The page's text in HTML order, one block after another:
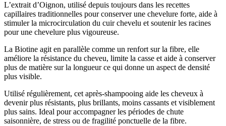
L’extrait d’Oignon, utilisé depuis toujours dans les recettes
capillaires traditionnelles pour conserver une chevelure forte, aide à
stimuler la microcirculation du cuir chevelu et soutenir les racines
pour une chevelure plus vigoureuse.
La Biotine agit en parallèle comme un renfort sur la fibre, elle
améliore la résistance du cheveu, limite la casse et aide à conserver
plus de matière sur la longueur ce qui donne un aspect de densité
plus visible.
Utilisé régulièrement, cet après-shampooing aide les cheveux à
devenir plus résistants, plus brillants, moins cassants et visiblement
plus sains. Ideal pour accompagner les périodes de chute
saisonnière, de stress ou de fragilité ponctuelle de la fibre.